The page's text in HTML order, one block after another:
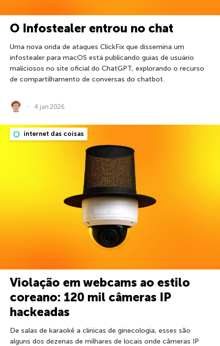
O Infostealer entrou no chat
Uma nova onda de ataques ClickFix que dissemina um
infostealer para macOS está publicando guias de usuário
maliciosos no site oficial do ChatGPT, explorando o recurso
de compartilhamento de conversas do chatbot.
4 jan 2026
internet das coisas
Violação em webcams ao estilo
coreano: 120 mil câmeras IP
hackeadas
De salas de karaokê a clínicas de ginecologia, esses são
alguns dos dezenas de milhares de locais onde câmeras IP